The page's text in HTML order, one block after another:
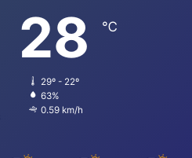
28 ℃
29º - 22º
63%
0.59 km/h